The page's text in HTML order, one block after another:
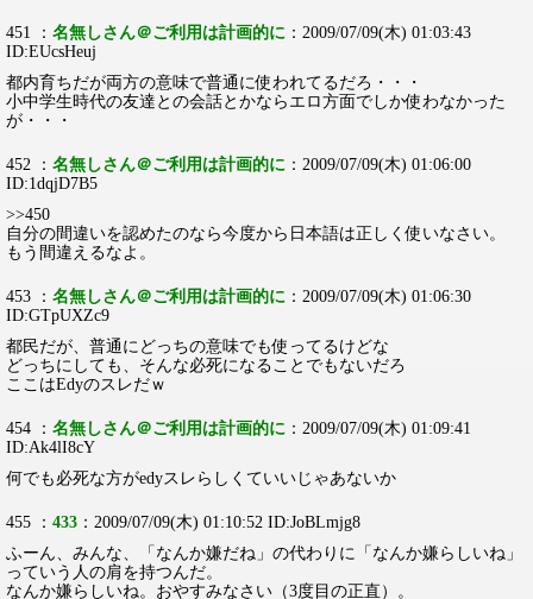
451 ： 名無しさん＠ご利用は計画的に ：2009/07/09(木) 01:03:43
ID:EUcsHeuj
都内育ちだが両方の意味で普通に使われてるだろ・・・
小中学生時代の友達との会話とかならエロ方面でしか使わなかった
が・・・
452 ： 名無しさん＠ご利用は計画的に ：2009/07/09(木) 01:06:00
ID:1dqjD7B5
>>450
自分の間違いを認めたのなら今度から日本語は正しく使いなさい。
もう間違えるなよ。
453 ： 名無しさん＠ご利用は計画的に ：2009/07/09(木) 01:06:30
ID:GTpUXZc9
都民だが、普通にどっちの意味でも使ってるけどな
どっちにしても、そんな必死になることでもないだろ
ここはEdyのスレだｗ
454 ： 名無しさん＠ご利用は計画的に ：2009/07/09(木) 01:09:41
ID:Ak4lI8cY
何でも必死な方がedyスレらしくていいじゃあないか
455 ： 433 ：2009/07/09(木) 01:10:52 ID:JoBLmjg8
ふーん、みんな、「なんか嫌だね」の代わりに「なんか嫌らしいね」
っていう人の肩を持つんだ。
なんか嫌らしいね。おやすみなさい（3度目の正直）。